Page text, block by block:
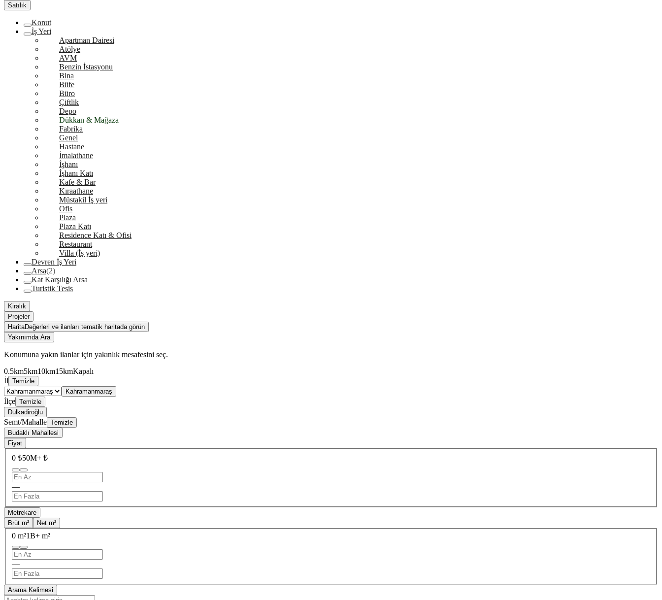
Satılık
Konut
İş Yeri
Apartman Dairesi
Atölye
AVM
Benzin İstasyonu
Bina
Büfe
Büro
Çiftlik
Depo
Dükkan & Mağaza
Fabrika
Genel
Hastane
İmalathane
İşhanı
İşhanı Katı
Kafe & Bar
Kıraathane
Müstakil İş yeri
Ofis
Plaza
Plaza Katı
Residence Katı & Ofisi
Restaurant
Villa (İş yeri)
Devren İş Yeri
Arsa(2)
Kat Karşılığı Arsa
Turistik Tesis
Kiralık
Projeler
HaritaDeğerleri ve ilanları tematik haritada görün
Yakınımda Ara
Konumuna yakın ilanlar için yakınlık mesafesini seç.
0.5km5km10km15kmKapalı
İl Temizle
Kahramanmaraş
İlçe Temizle
Dulkadiroğlu
Semt/Mahalle Temizle
Budaklı Mahallesi
Fiyat
0 ₺50M+ ₺
—
Metrekare
Brüt m²
Net m²
0 m²1B+ m²
—
Arama Kelimesi